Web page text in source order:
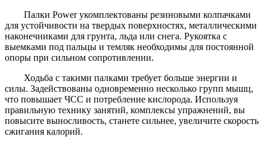
Палки Power укомплектованы резиновыми колпачками
для устойчивости на твердых поверхностях, металлическими
наконечниками для грунта, льда или снега. Рукоятка с
выемками под пальцы и темляк необходимы для постоянной
опоры при сильном сопротивлении.
Ходьба с такими палками требует больше энергии и
силы. Задействованы одновременно несколько групп мышц,
что повышает ЧСС и потребление кислорода. Используя
правильную технику занятий, комплексы упражнений, вы
повысите выносливость, станете сильнее, увеличите скорость
сжигания калорий.